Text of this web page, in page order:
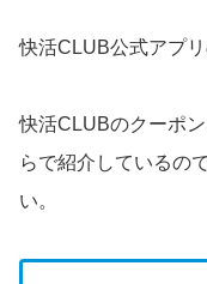
快活CLUB公式アプ
快活CLUBのクーポ
らで紹介しているの
い。